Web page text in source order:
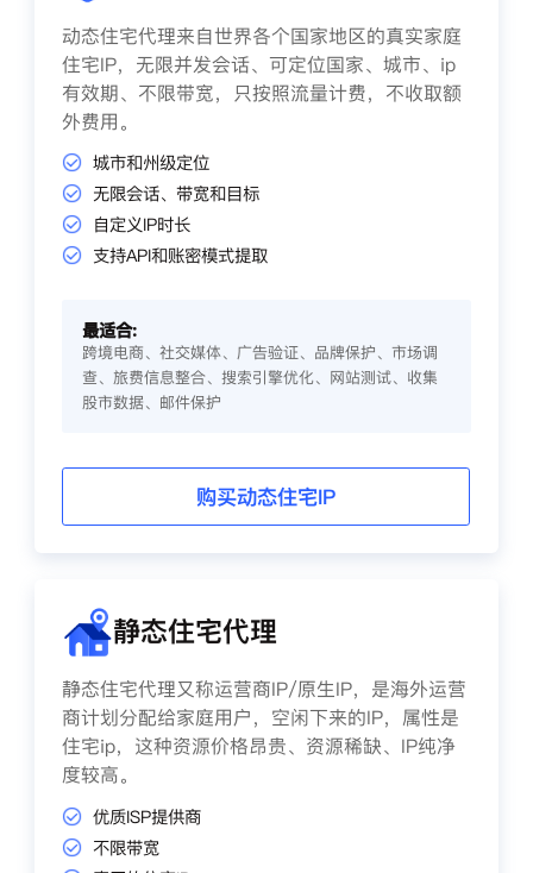
动态住宅代理来自世界各个国家地区的真实家庭
住宅IP，无限并发会话、可定位国家、城市、ip
有效期、不限带宽，只按照流量计费，不收取额
外费用。
城市和州级定位
无限会话、带宽和目标
自定义IP时长
支持API和账密模式提取
最适合:
跨境电商、社交媒体、广告验证、品牌保护、市场调
查、旅费信息整合、搜索引擎优化、网站测试、收集
股市数据、邮件保护
购买动态住宅IP
静态住宅代理
静态住宅代理又称运营商IP/原生IP，是海外运营
商计划分配给家庭用户，空闲下来的IP，属性是
住宅ip，这种资源价格昂贵、资源稀缺、IP纯净
度较高。
优质ISP提供商
不限带宽